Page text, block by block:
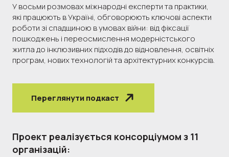
У восьми розмовах міжнародні експерти та практики,
які працюють в Україні, обговорюють ключові аспекти
роботи зі спадщиною в умовах війни: від фіксації
пошкоджень і переосмислення модерністського
житла до інклюзивних підходів до відновлення, освітніх
програм, нових технологій та архітектурних конкурсів.
Переглянути подкаст
Проект реалізується консорціумом з 11
організацій: